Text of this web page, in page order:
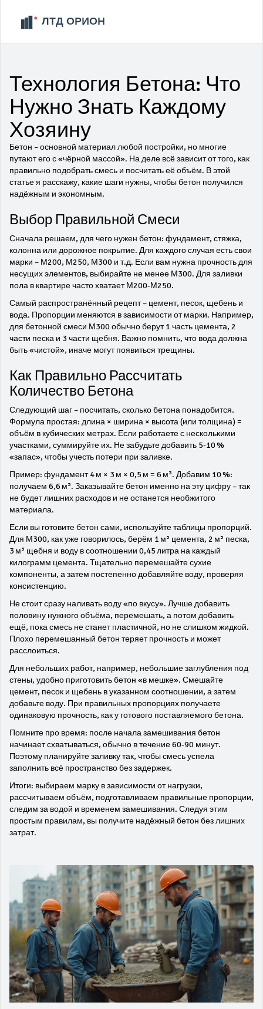
Технология Бетона: Что
Нужно Знать Каждому
Хозяину
Бетон – основной материал любой постройки, но многие
путают его с «чёрной массой». На деле всё зависит от того, как
правильно подобрать смесь и посчитать её объём. В этой
статье я расскажу, какие шаги нужны, чтобы бетон получился
надёжным и экономным.
Выбор Правильной Смеси
Сначала решаем, для чего нужен бетон: фундамент, стяжка,
колонна или дорожное покрытие. Для каждого случая есть свои
марки – М200, М250, М300 и т.д. Если вам нужна прочность для
несущих элементов, выбирайте не менее М300. Для заливки
пола в квартире часто хватает М200‑М250.
Самый распространённый рецепт – цемент, песок, щебень и
вода. Пропорции меняются в зависимости от марки. Например,
для бетонной смеси М300 обычно берут 1 часть цемента, 2
части песка и 3 части щебня. Важно помнить, что вода должна
быть «чистой», иначе могут появиться трещины.
Как Правильно Рассчитать
Количество Бетона
Следующий шаг – посчитать, сколько бетона понадобится.
Формула простая: длина × ширина × высота (или толщина) =
объём в кубических метрах. Если работаете с несколькими
участками, суммируйте их. Не забудьте добавить 5‑10 %
«запас», чтобы учесть потери при заливке.
Пример: фундамент 4 м × 3 м × 0,5 м = 6 м³. Добавим 10 %:
получаем 6,6 м³. Заказывайте бетон именно на эту цифру – так
не будет лишних расходов и не останется необжитого
материала.
Если вы готовите бетон сами, используйте таблицы пропорций.
Для М300, как уже говорилось, берём 1 м³ цемента, 2 м³ песка,
3 м³ щебня и воду в соотношении 0,45 литра на каждый
килограмм цемента. Тщательно перемешайте сухие
компоненты, а затем постепенно добавляйте воду, проверяя
консистенцию.
Не стоит сразу наливать воду «по вкусу». Лучше добавить
половину нужного объёма, перемешать, а потом добавить
ещё, пока смесь не станет пластичной, но не слишком жидкой.
Плохо перемешанный бетон теряет прочность и может
расслоиться.
Для небольших работ, например, небольшие заглубления под
стены, удобно приготовить бетон «в мешке». Смешайте
цемент, песок и щебень в указанном соотношении, а затем
добавьте воду. При правильных пропорциях получаете
одинаковую прочность, как у готового поставляемого бетона.
Помните про время: после начала замешивания бетон
начинает схватываться, обычно в течение 60‑90 минут.
Поэтому планируйте заливку так, чтобы смесь успела
заполнить всё пространство без задержек.
Итоги: выбираем марку в зависимости от нагрузки,
рассчитываем объём, подготавливаем правильные пропорции,
следим за водой и временем замешивания. Следуя этим
простым правилам, вы получите надёжный бетон без лишних
затрат.